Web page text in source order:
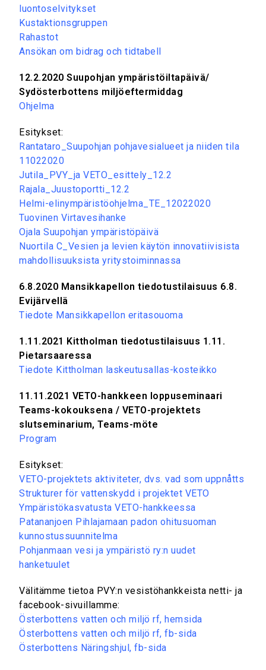
luontoselvitykset
Kustaktionsgruppen
Rahastot
Ansökan om bidrag och tidtabell
12.2.2020 Suupohjan ympäristöiltapäivä/
Sydösterbottens miljöeftermiddag
Ohjelma
Esitykset:
Rantataro_Suupohjan pohjavesialueet ja niiden tila
11022020
Jutila_PVY_ja VETO_esittely_12.2
Rajala_Juustoportti_12.2
Helmi-elinympäristöohjelma_TE_12022020
Tuovinen Virtavesihanke
Ojala Suupohjan ympäristöpäivä
Nuortila C_Vesien ja levien käytön innovatiivisista
mahdollisuuksista yritystoiminnassa
6.8.2020 Mansikkapellon tiedotustilaisuus 6.8.
Evijärvellä
Tiedote Mansikkapellon eritasouoma
1.11.2021 Kittholman tiedotustilaisuus 1.11.
Pietarsaaressa
Tiedote Kittholman laskeutusallas-kosteikko
11.11.2021 VETO-hankkeen loppuseminaari
Teams-kokouksena / VETO-projektets
slutseminarium, Teams-möte
Program
Esitykset:
VETO-projektets aktiviteter, dvs. vad som uppnåtts
Strukturer för vattenskydd i projektet VETO
Ympäristökasvatusta VETO-hankkeessa
Patananjoen Pihlajamaan padon ohitusuoman
kunnostussuunnitelma
Pohjanmaan vesi ja ympäristö ry:n uudet
hanketuulet
Välitämme tietoa PVY:n vesistöhankkeista netti- ja
facebook-sivuillamme:
Österbottens vatten och miljö rf, hemsida
Österbottens vatten och miljö rf, fb-sida
Österbottens Näringshjul, fb-sida